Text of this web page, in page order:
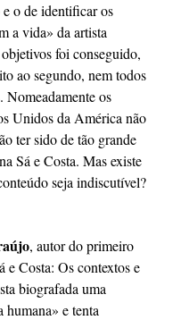
o de identificar os
a vida» da artista
foi conseguido,
ao segundo, nem todos
Nomeadamente os
Unidos da América não
ter sido de tão grande
Sá e Costa. Mas existe
seja indiscutível?
, autor do primeiro
Costa: Os contextos e
biografada uma
e tenta